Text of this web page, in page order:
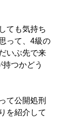
ても気持ち
って、4級の
いぶ先で来
つかどう
て公開処刑
を紹介して